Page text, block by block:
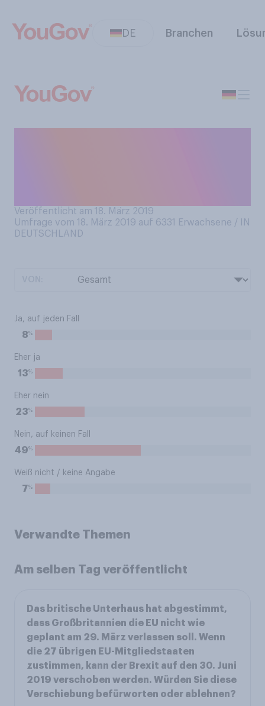
DE Branchen
Veröffentlicht am 18. März 2019
Umfrage vom 18. März 2019 auf 6331
Erwachsene / IN
DEUTSCHLAND
Ja, auf jeden Fall
8%
Eher ja
13%
Eher nein
23%
Nein, auf keinen Fall
49%
Weiß nicht / keine Angabe
7%
Verwandte Themen
Am selben Tag veröffentlicht
Das britische Unterhaus hat abgestimmt,
dass Großbritannien die EU nicht wie
geplant am 29. März verlassen soll. Wenn
die 27 übrigen EU-Mitgliedstaaten
zustimmen, kann der Brexit auf den 30. Juni
2019 verschoben werden. Würden Sie diese
Verschiebung befürworten oder ablehnen?